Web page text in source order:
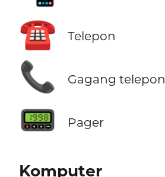
☎️ Telepon
📞 Gagang telepon
📟 Pager
Komputer